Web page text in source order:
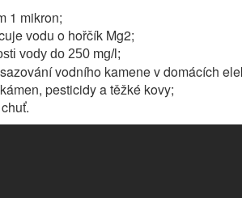
1 mikron;
vodu o hořčík Mg2;
vody do 250 mg/l;
vodního kamene v domácích
pesticidy a těžké kovy;